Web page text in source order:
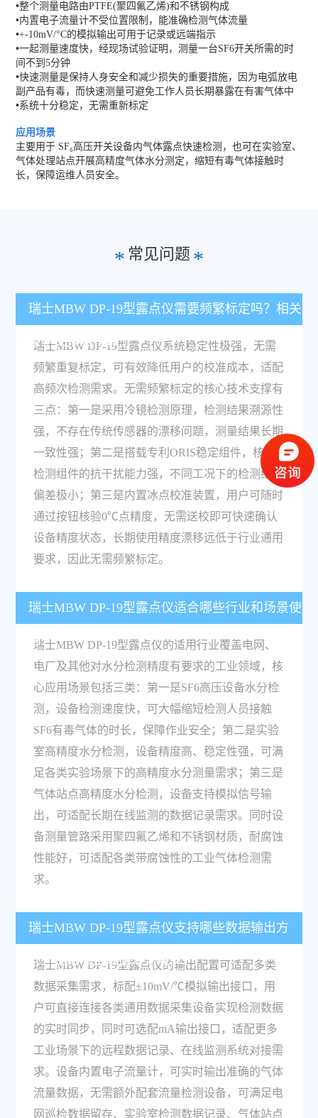
•整个测量电路由PTFE(聚四氟乙烯)和不锈钢构成
•内置电子流量计不受位置限制，能准确检测气体流量
•+-10mV/°C的模拟输出可用于记录或远端指示
•一起测量速度快，经现场试验证明，测量一台SF6开关所需的时
间不到5分钟
•快速测量是保持人身安全和减少损失的重要措施，因为电弧放电
副产品有毒，而快速测量可避免工作人员长期暴露在有害气体中
•系统十分稳定，无需重新标定
应用场景
主要用于 SF₆高压开关设备内气体露点快速检测，也可在实验室、
气体处理站点开展高精度气体水分测定，缩短有毒气体接触时
长，保障运维人员安全。
* 常见问题 *
瑞士MBW DP-19型露点仪需要频繁标定吗？相关
技术支撑是什么？
瑞士MBW DP-19型露点仪系统稳定性极强，无需
频繁重复标定，可有效降低用户的校准成本，适配
高频次检测需求。无需频繁标定的核心技术支撑有
三点：第一是采用冷镜检测原理，检测结果溯源性
强，不存在传统传感器的漂移问题，测量结果长期
一致性强；第二是搭载专利ORIS稳定组件，核心
检测组件的抗干扰能力强，不同工况下的检测结果
偏差极小；第三是内置冰点校准装置，用户可随时
通过按钮核验0℃点精度，无需送校即可快速确认
设备精度状态，长期使用精度漂移远低于行业通用
要求，因此无需频繁标定。
瑞士MBW DP-19型露点仪适合哪些行业和场景使
用？
瑞士MBW DP-19型露点仪的适用行业覆盖电网、
电厂及其他对水分检测精度有要求的工业领域，核
心应用场景包括三类：第一是SF6高压设备水分检
测，设备检测速度快，可大幅缩短检测人员接触
SF6有毒气体的时长，保障作业安全；第二是实验
室高精度水分检测，设备精度高、稳定性强，可满
足各类实验场景下的高精度水分测量需求；第三是
气体站点高精度水分检测，设备支持模拟信号输
出，可适配长期在线监测的数据记录需求。同时设
备测量管路采用聚四氟乙烯和不锈钢材质，耐腐蚀
性能好，可适配各类带腐蚀性的工业气体检测需
求。
瑞士MBW DP-19型露点仪支持哪些数据输出方
式？适配哪些数据采集需求？
瑞士MBW DP-19型露点仪的输出配置可适配多类
数据采集需求，标配±10mV/℃模拟输出接口，用
户可直接连接各类通用数据采集设备实现检测数据
的实时同步，同时可选配mA输出接口，适配更多
工业场景下的远程数据记录、在线监测系统对接需
求。设备内置电子流量计，可实时输出准确的气体
流量数据，无需额外配套流量检测设备，可满足电
网巡检数据留存、实验室检测数据记录、气体站点